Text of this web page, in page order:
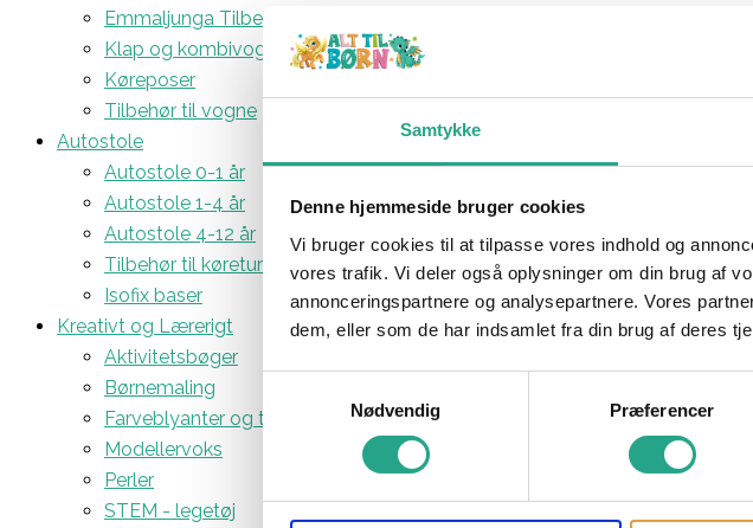
Samtykke
Denne hjemmeside bruger cookies
Vi bruger cookies til at tilpasse vores indhold og
vores trafik. Vi deler også oplysninger om din brug af
annonceringspartnere og analysepartnere. Vores
dem, eller som de har indsamlet fra din brug af deres
Nødvendig
Præferencer
Emmaljunga Tilbehør
Klap og kombivogne
Køreposer
Tilbehør til vogne
Autostole
Autostole 0-1 år
Autostole 1-4 år
Autostole 4-12 år
Tilbehør til køreturen
Isofix baser
Kreativt og Lærerigt
Aktivitetsbøger
Børnemaling
Farveblyanter og tuscher
Modellervoks
Perler
STEM - legetøj